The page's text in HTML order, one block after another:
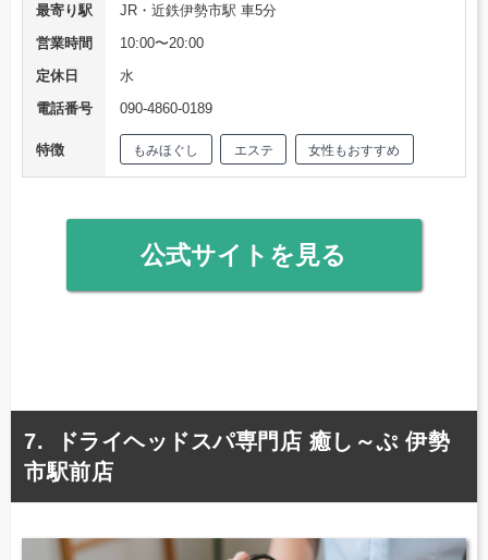
最寄り駅
JR・近鉄伊勢市駅 車5分
営業時間
10:00〜20:00
定休日
水
電話番号
090-4860-0189
特徴 もみほぐし エステ 女性もおすすめ
公式サイトを見る
ドライヘッドスパ専門店 癒し～ぷ 伊勢
市駅前店